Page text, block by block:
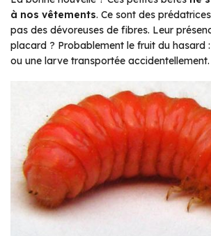
à nos vêtements. Ce sont des
pas des dévoreuses de fibres. Leur
placard ? Probablement le fruit du hasard
ou une larve transportée accidentellement.